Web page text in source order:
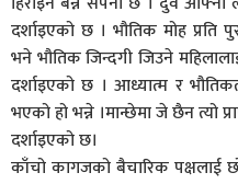
दर्शाइएको छ । भौतिक मोह प्रति
भने भौतिक जिन्दगी जिउने
दर्शाइएको छ । आध्यात्म र
भएको हो भन्ने ।मान्छेमा जे छैन त्यो
दर्शाइएको छ।
काँचो कागजको बैचारिक पक्षलाई